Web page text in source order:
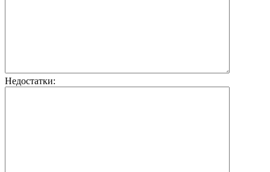
Недостатки: